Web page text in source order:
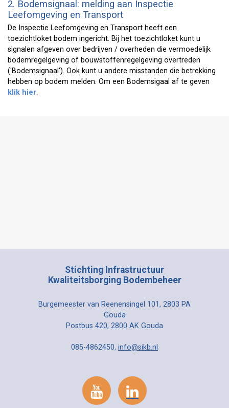
2. Bodemsignaal: melding aan Inspectie
Leefomgeving en Transport
De Inspectie Leefomgeving en Transport heeft een
toezichtloket bodem ingericht. Bij het toezichtloket kunt u
signalen afgeven over bedrijven / overheden die vermoedelijk
bodemregelgeving of bouwstoffenregelgeving overtreden
('Bodemsignaal'). Ook kunt u andere misstanden die betrekking
hebben op bodem melden. Om een Bodemsigaal af te geven
klik hier.
Stichting Infrastructuur
Kwaliteitsborging Bodembeheer
Burgemeester van Reenensingel 101, 2803 PA
Gouda
Postbus 420, 2800 AK Gouda
085-4862450, info@sikb.nl